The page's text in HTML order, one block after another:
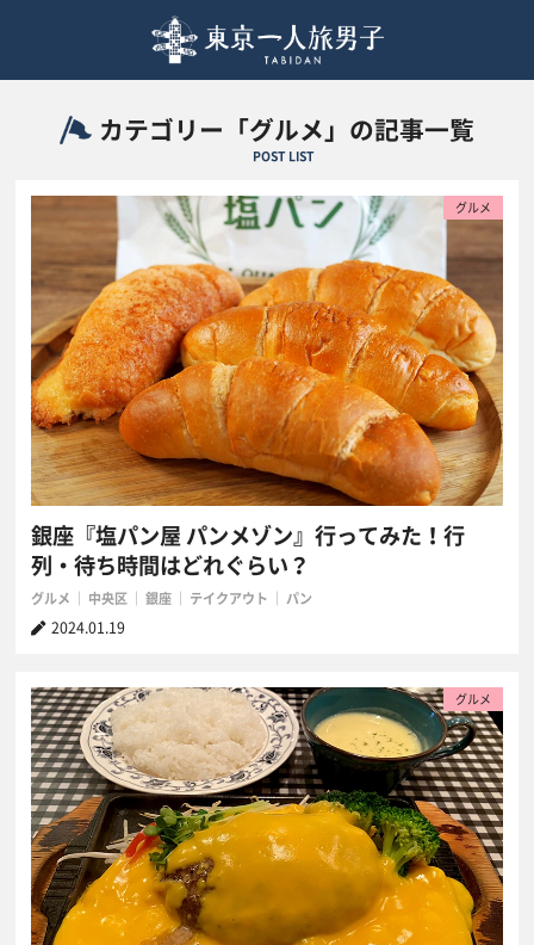
カテゴリー「グルメ」の記事一覧
POST LIST
グルメ
銀座『塩パン屋 パンメゾン』行ってみた！行
列・待ち時間はどれぐらい？
グルメ 中央区 銀座 テイクアウト パン
2024.01.19
グルメ